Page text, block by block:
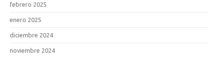
febrero 2025
enero 2025
diciembre 2024
noviembre 2024